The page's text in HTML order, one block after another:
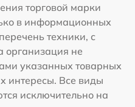
торговой марки
в информационных
техники, с
организация не
указанных товарных
интересы. Все виды
исключительно на